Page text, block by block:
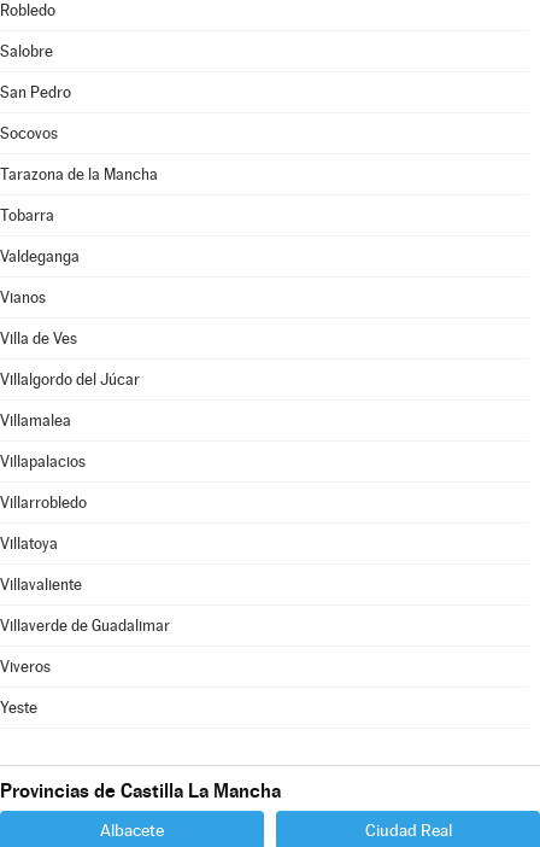
Robledo
Salobre
San Pedro
Socovos
Tarazona de la Mancha
Tobarra
Valdeganga
Vianos
Villa de Ves
Villalgordo del Júcar
Villamalea
Villapalacios
Villarrobledo
Villatoya
Villavaliente
Villaverde de Guadalimar
Viveros
Yeste
Provincias de Castilla La Mancha
Albacete Ciudad Real